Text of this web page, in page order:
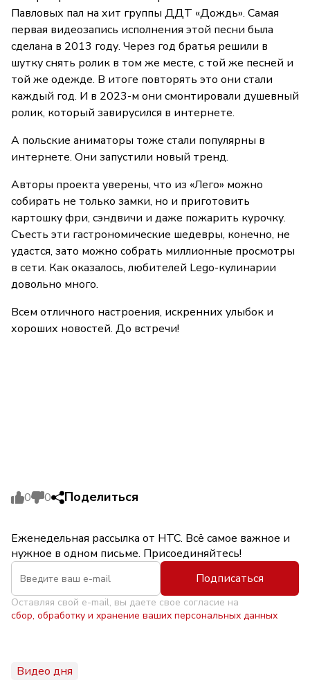
Павловых пал на хит группы ДДТ «Дождь». Самая
первая видеозапись исполнения этой песни была
сделана в 2013 году. Через год братья решили в
шутку снять ролик в том же месте, с той же песней и
той же одежде. В итоге повторять это они стали
каждый год. И в 2023-м они смонтировали душевный
ролик, который завирусился в интернете.
А польские аниматоры тоже стали популярны в
интернете. Они запустили новый тренд.
Авторы проекта уверены, что из «Лего» можно
собирать не только замки, но и приготовить
картошку фри, сэндвичи и даже пожарить курочку.
Съесть эти гастрономические шедевры, конечно, не
удастся, зато можно собрать миллионные просмотры
в сети. Как оказалось, любителей Lego-кулинарии
довольно много.
Всем отличного настроения, искренних улыбок и
хороших новостей. До встречи!
0 0 Поделиться
Еженедельная рассылка от НТС. Всё самое важное и
нужное в одном письме. Присоединяйтесь!
Подписаться
Оставляя свой e-mail, вы даете свое согласие на
сбор, обработку и хранение ваших персональных данных
Видео дня